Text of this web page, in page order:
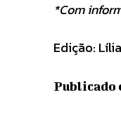
*Com
Edição:
Publicado